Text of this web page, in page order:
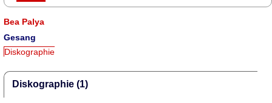
Bea Palya
Gesang
Diskographie
Diskographie (1)